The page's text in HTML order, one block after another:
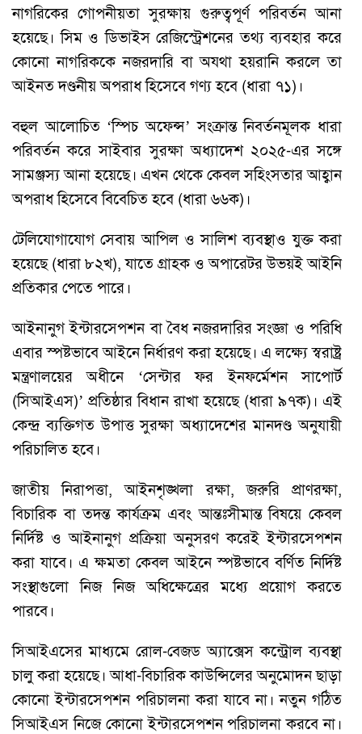
নাগরিকের গোপনীয়তা সুরক্ষায় গুরুত্বপূর্ণ পরিবর্তন আনা
হয়েছে। সিম ও ডিভাইস রেজিস্ট্রেশনের তথ্য ব্যবহার করে
কোনো নাগরিককে নজরদারি বা অযথা হয়রানি করলে তা
আইনত দণ্ডনীয় অপরাধ হিসেবে গণ্য হবে (ধারা ৭১)।
বহুল আলোচিত ‘স্পিচ অফেন্স’ সংক্রান্ত নিবর্তনমূলক ধারা
পরিবর্তন করে সাইবার সুরক্ষা অধ্যাদেশ ২০২৫-এর সঙ্গে
সামঞ্জস্য আনা হয়েছে। এখন থেকে কেবল সহিংসতার আহ্বান
অপরাধ হিসেবে বিবেচিত হবে (ধারা ৬৬ক)।
টেলিযোগাযোগ সেবায় আপিল ও সালিশ ব্যবস্থাও যুক্ত করা
হয়েছে (ধারা ৮২খ), যাতে গ্রাহক ও অপারেটর উভয়ই আইনি
প্রতিকার পেতে পারে।
আইনানুগ ইন্টারসেপশন বা বৈধ নজরদারির সংজ্ঞা ও পরিধি
এবার স্পষ্টভাবে আইনে নির্ধারণ করা হয়েছে। এ লক্ষ্যে স্বরাষ্ট্র
মন্ত্রণালয়ের অধীনে ‘সেন্টার ফর ইনফর্মেশন সাপোর্ট
(সিআইএস)’ প্রতিষ্ঠার বিধান রাখা হয়েছে (ধারা ৯৭ক)। এই
কেন্দ্র ব্যক্তিগত উপাত্ত সুরক্ষা অধ্যাদেশের মানদণ্ড অনুযায়ী
পরিচালিত হবে।
জাতীয় নিরাপত্তা, আইনশৃঙ্খলা রক্ষা, জরুরি প্রাণরক্ষা,
বিচারিক বা তদন্ত কার্যক্রম এবং আন্তঃসীমান্ত বিষয়ে কেবল
নির্দিষ্ট ও আইনানুগ প্রক্রিয়া অনুসরণ করেই ইন্টারসেপশন
করা যাবে। এ ক্ষমতা কেবল আইনে স্পষ্টভাবে বর্ণিত নির্দিষ্ট
সংস্থাগুলো নিজ নিজ অধিক্ষেত্রের মধ্যে প্রয়োগ করতে
পারবে।
সিআইএসের মাধ্যমে রোল-বেজড অ্যাক্সেস কন্ট্রোল ব্যবস্থা
চালু করা হয়েছে। আধা-বিচারিক কাউন্সিলের অনুমোদন ছাড়া
কোনো ইন্টারসেপশন পরিচালনা করা যাবে না। নতুন গঠিত
সিআইএস নিজে কোনো ইন্টারসেপশন পরিচালনা করবে না।